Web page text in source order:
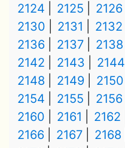
2124 2125 2126
2130
2131 2132
2136
2137 2138
2142
2143 2144
2148
2149 2150
2154
2155 2156
2160
2161 2162
2166
2167 2168